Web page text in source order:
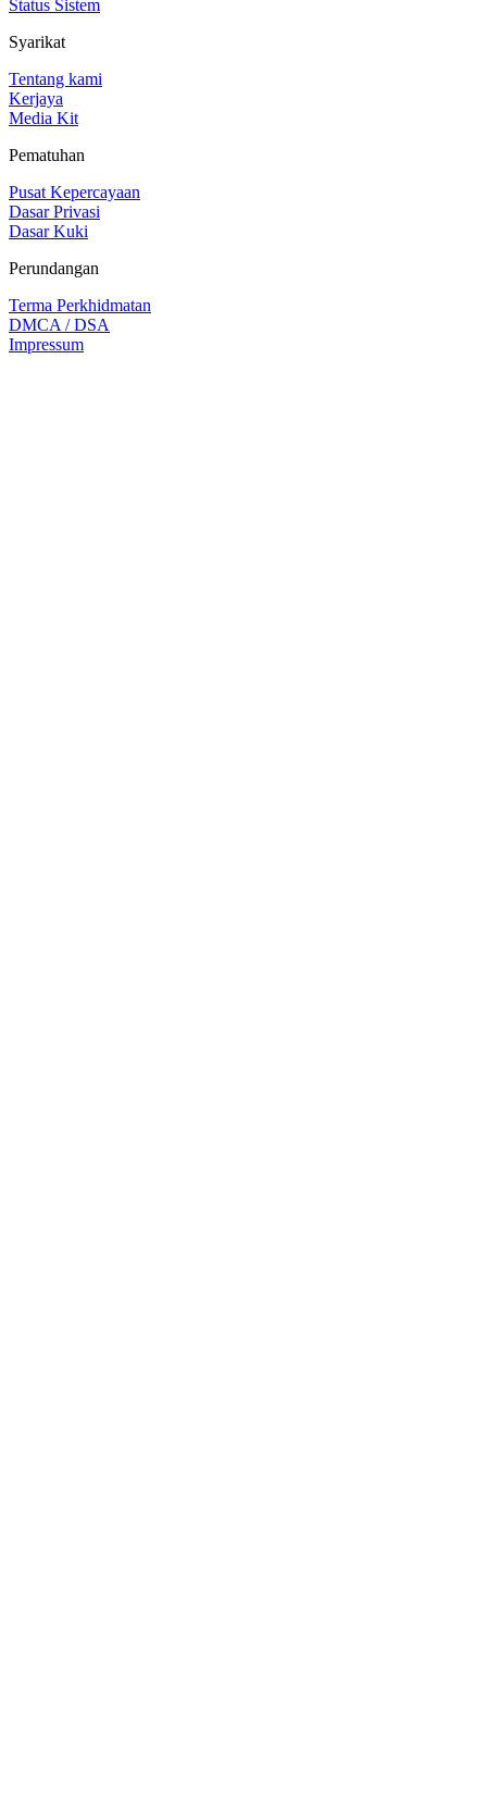
Status Sistem
Syarikat
Tentang kami
Kerjaya
Media Kit
Pematuhan
Pusat Kepercayaan
Dasar Privasi
Dasar Kuki
Perundangan
Terma Perkhidmatan
DMCA / DSA
Impressum